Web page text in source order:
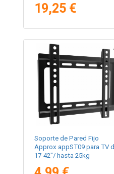
19,25 €
Soporte de Pared Fijo
Approx appST09 para TV
17-42"/ hasta 25kg